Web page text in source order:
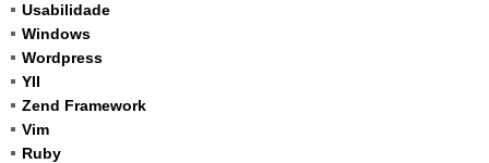
Usabilidade
Windows
Wordpress
YII
Zend Framework
Vim
Ruby